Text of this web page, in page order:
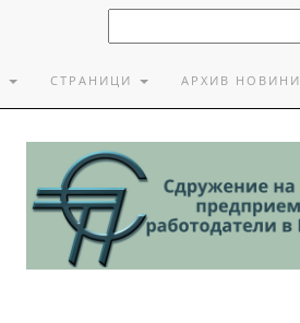
СТРАНИЦИ АРХИВ НОВИНИ